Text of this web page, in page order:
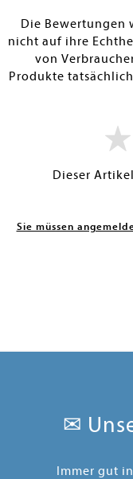
Die Bewertungen
nicht auf ihre
von
Produkte
Dieser
Sie müssen
✉
Immer gut